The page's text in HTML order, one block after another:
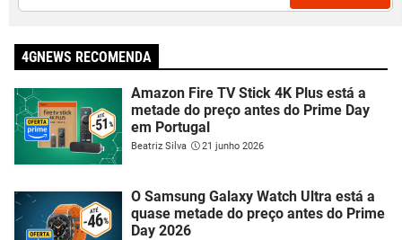
4GNEWS RECOMENDA
Amazon Fire TV Stick 4K Plus está a
metade do preço antes do Prime Day
em Portugal
Beatriz Silva 21 junho 2026
O Samsung Galaxy Watch Ultra está a
quase metade do preço antes do Prime
Day 2026